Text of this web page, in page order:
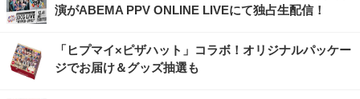
演がABEMA PPV ONLINE LIVEにて独占生配信！
「ヒプマイ×ピザハット」コラボ！オリジナルパッケー
ジでお届け＆グッズ抽選も